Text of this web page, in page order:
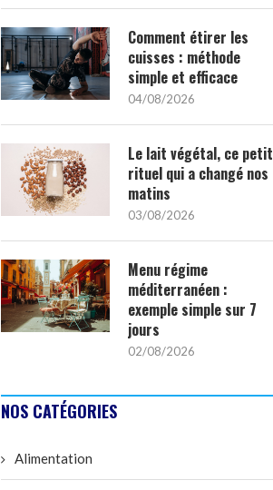
Comment étirer les
cuisses : méthode
simple et efficace
04/08/2026
Le lait végétal, ce petit
rituel qui a changé nos
matins
03/08/2026
Menu régime
méditerranéen :
exemple simple sur 7
jours
02/08/2026
NOS CATÉGORIES
Alimentation